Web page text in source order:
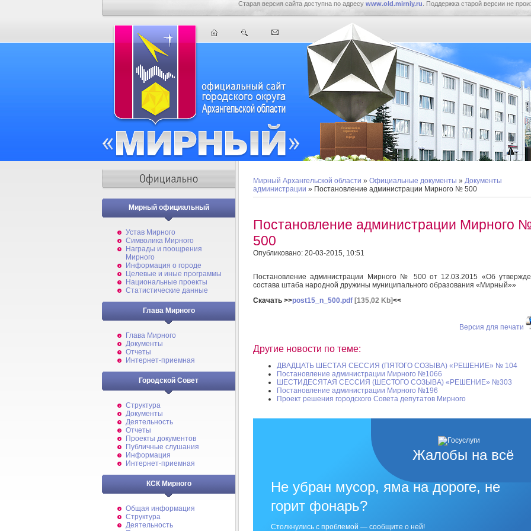
Старая версия сайта доступна по адресу www.old.mirniy.ru . Поддержка старой версии не
Мирный официальный
Устав Мирного
Символика Мирного
Награды и поощрения
Мирного
Информация о городе
Целевые и иные программы
Национальные проекты
Статистические данные
Глава Мирного
Глава Мирного
Документы
Отчеты
Интернет-приемная
Городской Совет
Структура
Документы
Деятельность
Отчеты
Проекты документов
Публичные слушания
Информация
Интернет-приемная
КСК Мирного
Общая информация
Структура
Деятельность
Мирный Архангельской области » Официальные документы » Документы
администрации » Постановление администрации Мирного № 500
Постановление администрации Мирного
500
Опубликовано: 20-03-2015, 10:51
Постановление администрации Мирного № 500 от 12.03.2015 «Об
состава штаба народной дружины муниципального образования «Мирный»»
Скачать >>post15_n_500.pdf [135,02 Kb]<<
Версия для печати
Другие новости по теме:
ДВАДЦАТЬ ШЕСТАЯ СЕССИЯ (ПЯТОГО СОЗЫВА) «РЕШЕНИЕ» № 104
Постановление администрации Мирного №1066
ШЕСТИДЕСЯТАЯ СЕССИЯ (ШЕСТОГО СОЗЫВА) «РЕШЕНИЕ» №303
Постановление администрации Мирного №196
Проект решения городского Совета депутатов Мирного
Жалобы на всё
Не убран мусор, яма на дороге, не
горит фонарь?
Столкнулись с проблемой — сообщите о ней!